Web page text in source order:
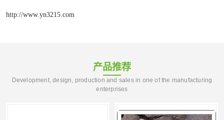
http://www.yn3215.com
产品推荐
Development, design, production and sales in one of the manufacturing
enterprises